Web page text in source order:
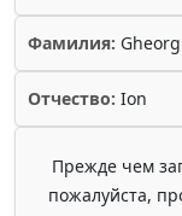
Фамилия:
Отчество: Ion
Прежде чем
пожалуйста,